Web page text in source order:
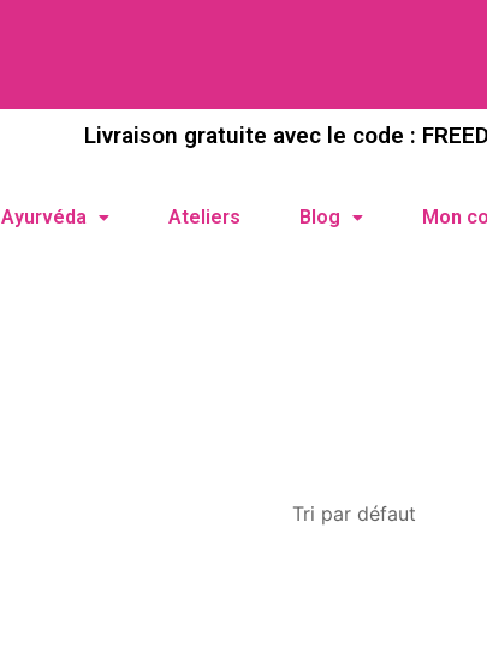
Livraison gratuite avec le code :
Ayurvéda Ateliers Blog Mon